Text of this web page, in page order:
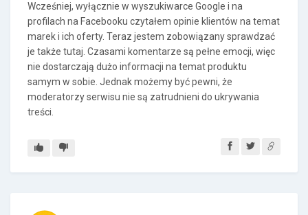
Wcześniej, wyłącznie w wyszukiwarce Google i na
profilach na Facebooku czytałem opinie klientów na temat
marek i ich oferty. Teraz jestem zobowiązany sprawdzać
je także tutaj. Czasami komentarze są pełne emocji, więc
nie dostarczają dużo informacji na temat produktu
samym w sobie. Jednak możemy być pewni, że
moderatorzy serwisu nie są zatrudnieni do ukrywania
treści.